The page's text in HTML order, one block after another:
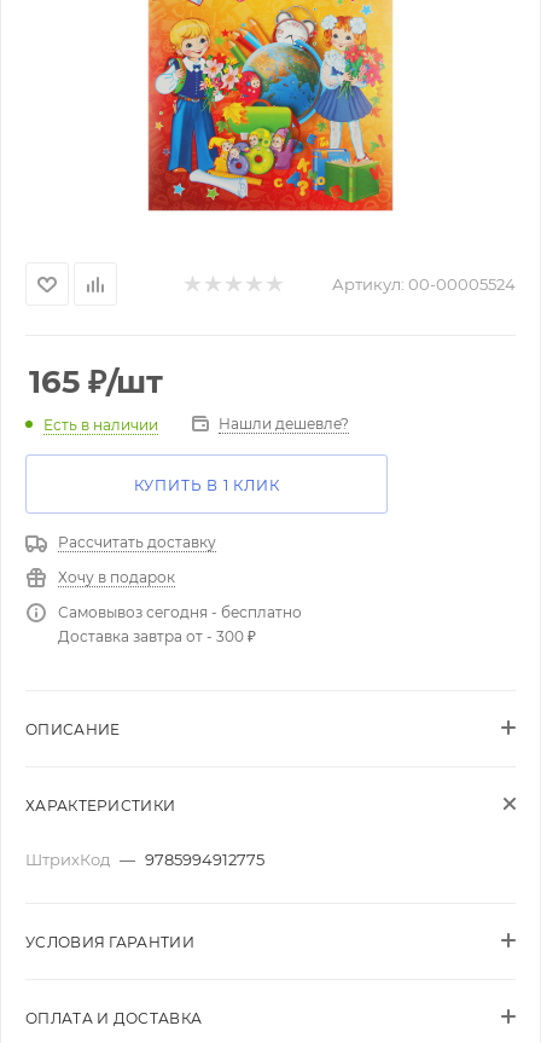
Артикул: 00-00005524
165 ₽/шт
Есть в наличии Нашли дешевле?
КУПИТЬ В 1 КЛИК
Рассчитать доставку
Хочу в подарок
Самовывоз сегодня - бесплатно
Доставка завтра от - 300 ₽
ОПИСАНИЕ
ХАРАКТЕРИСТИКИ
ШтрихКод — 9785994912775
УСЛОВИЯ ГАРАНТИИ
ОПЛАТА И ДОСТАВКА